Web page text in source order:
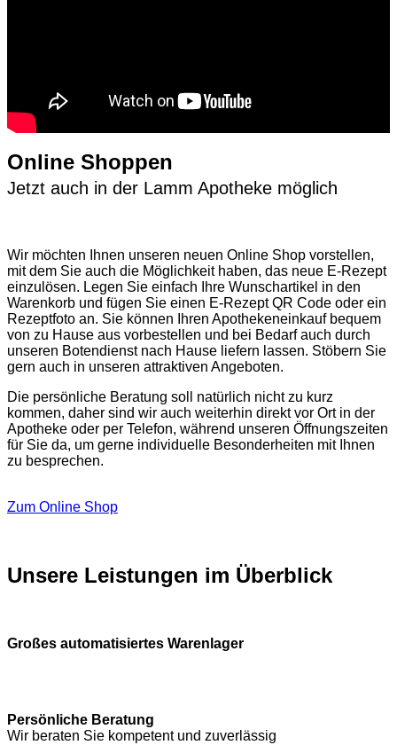
Online Shoppen
Jetzt auch in der Lamm Apotheke möglich
Wir möchten Ihnen unseren neuen Online Shop vorstellen,
mit dem Sie auch die Möglichkeit haben, das neue E-Rezept
einzulösen. Legen Sie einfach Ihre Wunschartikel in den
Warenkorb und fügen Sie einen E-Rezept QR Code oder ein
Rezeptfoto an. Sie können Ihren Apothekeneinkauf bequem
von zu Hause aus vorbestellen und bei Bedarf auch durch
unseren Botendienst nach Hause liefern lassen. Stöbern Sie
gern auch in unseren attraktiven Angeboten.
Die persönliche Beratung soll natürlich nicht zu kurz
kommen, daher sind wir auch weiterhin direkt vor Ort in der
Apotheke oder per Telefon, während unseren Öffnungszeiten
für Sie da, um gerne individuelle Besonderheiten mit Ihnen
zu besprechen.
Zum Online Shop
Unsere Leistungen im Überblick
Großes automatisiertes Warenlager
Persönliche Beratung
Wir beraten Sie kompetent und zuverlässig